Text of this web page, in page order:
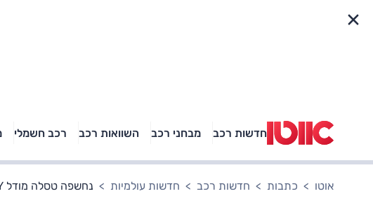
חדשות רכב מבחני רכב השוואות רכב רכב חשמלי
באיזה רכב פנאי נוסעת
אוטו כתבות חדשות רכב חדשות עולמיות נחשפה טסלה מודל Y פרפורמנס